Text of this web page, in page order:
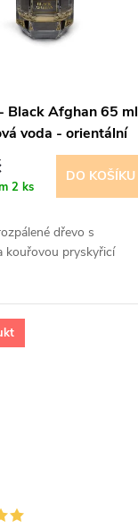
Black Afghan 65 ml
voda - orientální
2 ks
DO KOŠÍKU
dřevo s
kouřovou pryskyřicí